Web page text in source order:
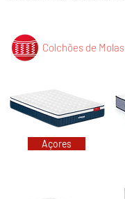
Colchões de Molas
Açores